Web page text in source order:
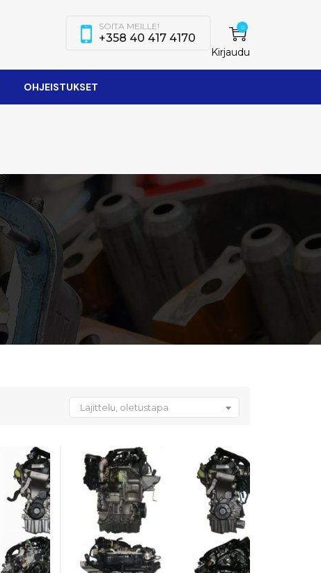
0
Kirjaudu
SOITA MEILLE!
+358 40 417 4170
OHJEISTUKSET
Lajittelu, oletustapa